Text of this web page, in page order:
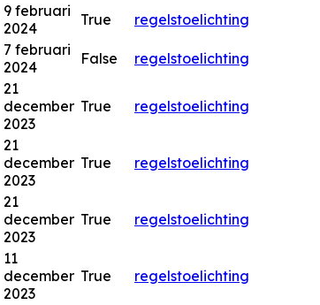
9 februari
2024
True regelstoelichting
7 februari
2024
False regelstoelichting
21
december
2023
True regelstoelichting
21
december
2023
True regelstoelichting
21
december
2023
True regelstoelichting
11
december
2023
True regelstoelichting